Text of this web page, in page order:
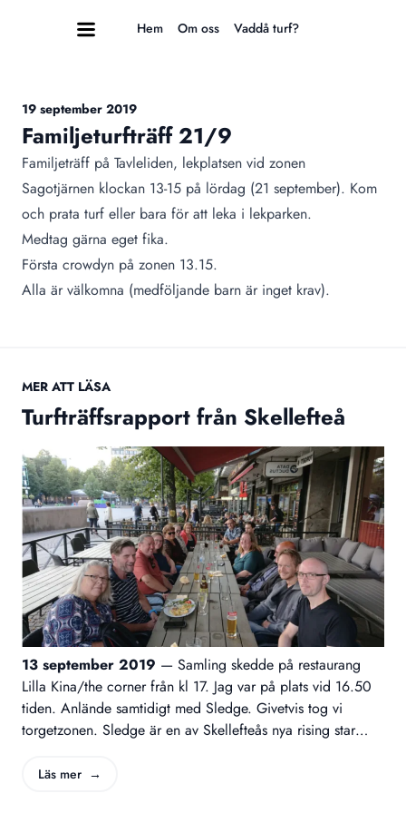
Hem Om oss Vaddå turf?
19 september 2019
Familjeturfträff 21/9
Familjeträff på Tavleliden, lekplatsen vid zonen
Sagotjärnen klockan 13-15 på lördag (21 september). Kom
och prata turf eller bara för att leka i lekparken.
Medtag gärna eget fika.
Första crowdyn på zonen 13.15.
Alla är välkomna (medföljande barn är inget krav).
MER ATT LÄSA
Turfträffsrapport från Skellefteå
13 september 2019 — Samling skedde på restaurang
Lilla Kina/the corner från kl 17. Jag var på plats vid 16.50
tiden. Anlände samtidigt med Sledge. Givetvis tog vi
torgetzonen. Sledge är en av Skellefteås nya rising star
på nätterna! På plats var redan NokiaKarin, Acrylic,
Läs mer →